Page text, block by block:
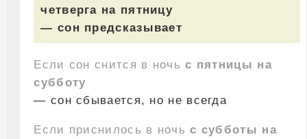
четверга на пятницу
— сон предсказывает
Если сон снится в ночьс пятницы на
субботу
— сон сбывается, но не всегда
Если приснилось в ночьс субботы на